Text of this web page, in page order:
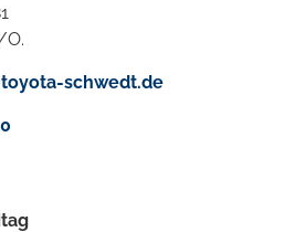
O.
schwedt.de